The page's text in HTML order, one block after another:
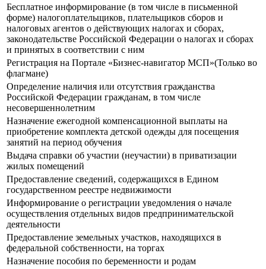
Бесплатное информирование (в том числе в письменной
форме) налогоплательщиков, плательщиков сборов и
налоговых агентов о действующих налогах и сборах,
законодательстве Российской Федерации о налогах и сборах
и принятых в соответствии с ним
Регистрация на Портале «Бизнес-навигатор МСП»(Только во
флагмане)
Определение наличия или отсутствия гражданства
Российской Федерации гражданам, в том числе
несовершеннолетним
Назначение ежегодной компенсационной выплаты на
приобретение комплекта детской одежды для посещения
занятий на период обучения
Выдача справки об участии (неучастии) в приватизации
жилых помещений
Предоставление сведений, содержащихся в Едином
государственном реестре недвижимости
Информирование о регистрации уведомления о начале
осуществления отдельных видов предпринимательской
деятельности
Предоставление земельных участков, находящихся в
федеральной собственности, на торгах
Назначение пособия по беременности и родам